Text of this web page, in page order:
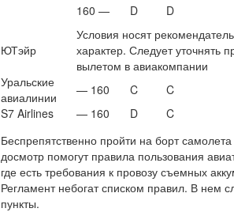
160 —
D D
ЮТэйр
Условия носят
характер. Следует уточнять
вылетом в авиакомпании
Уральские
авиалинии
— 160 C
C
S7 Airlines
— 160 D
C
Беспрепятственно пройти на борт самолета
досмотр помогут правила пользования
где есть требования к провозу съемных
Регламент небогат списком правил. В нем
пункты.